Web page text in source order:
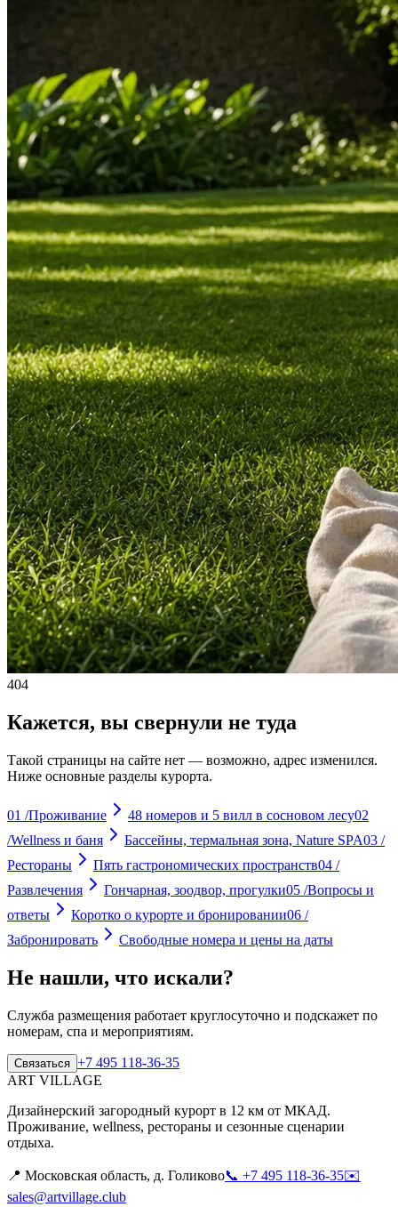
404
Кажется, вы свернули не туда
Такой страницы на сайте нет — возможно, адрес изменился.
Ниже основные разделы курорта.
01 /Проживание 48 номеров и 5 вилл в сосновом лесу02
/Wellness и баня Бассейны, термальная зона, Nature SPA03 /
Рестораны
Пять гастрономических пространств04 /
Развлечения
Гончарная, зоодвор, прогулки05 /Вопросы и
ответы
Коротко о курорте и бронировании06 /
Забронировать
Свободные номера и цены на даты
Не нашли, что искали?
Служба размещения работает круглосуточно и подскажет по
номерам, спа и мероприятиям.
Связаться +7 495 118-36-35
ART VILLAGE
Дизайнерский загородный курорт в 12 км от МКАД.
Проживание, wellness, рестораны и сезонные сценарии
отдыха.
📍 Московская область, д. Голиково📞 +7 495 118-36-35✉️
sales@artvillage.club